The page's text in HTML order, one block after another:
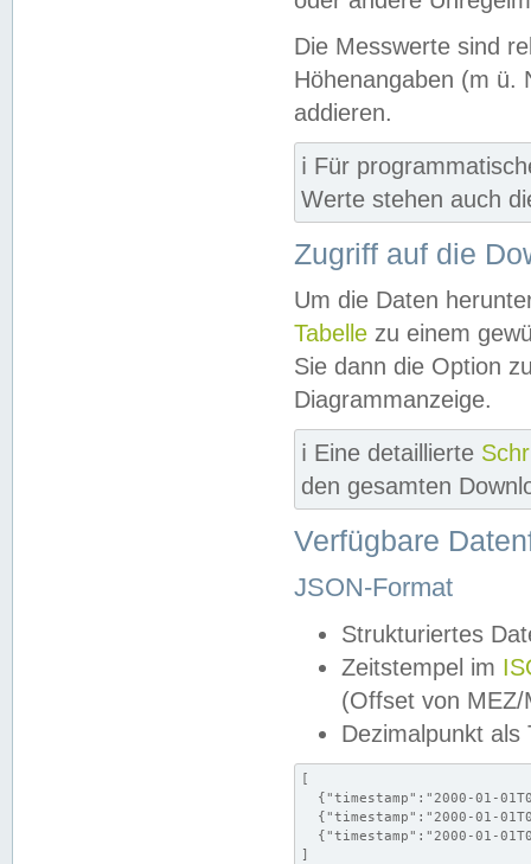
Die Messwerte sind
Höhenangaben (m ü.
addieren.
ℹ️ Für
Werte stehen auch
Zugriff auf die
Um die Daten
Tabelle zu einem
Sie dann die Option
Diagrammanzeige.
ℹ️ Eine detaillierte
den gesamten
Verfügbare
JSON-Format
Strukturiertes
Zeitstempel im
(Offset von MEZ/
Dezimalpunkt als
[
{"timestamp":"2000-01-
{"timestamp":"2000-01-
{"timestamp":"2000-01-
]